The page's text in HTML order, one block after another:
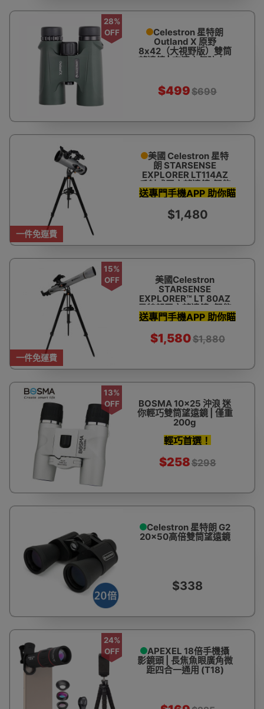
28%
OFF
Celestron 星特朗
Outland X 原野
8x42（大視野版）雙筒
望遠鏡 | 高清充氮防水 -
$499$699
一件免運費
美國 Celestron 星特
朗 STARSENSE
EXPLORER LT114AZ
反射式天文望遠鏡(智能
手機輔助尋星)
送專門手機APP 助你瞄
準星體 教你搵星星
$1,480
一件免運費
15%
OFF
美國Celestron
STARSENSE
EXPLORER™ LT 80AZ
星特朗天文望遠鏡 (智能
手機輔助尋星)
送專門手機APP 助你瞄
準星體 教你搵星星
$1,580$1,880
13%
OFF
BOSMA 10x25 沖浪 迷
你輕巧雙筒望遠鏡 | 僅重
200g
輕巧首選！
$258$298
Celestron 星特朗 G2
20x50高倍雙筒望遠鏡
$338
24%
OFF
APEXEL 18倍手機攝
影鏡頭 | 長焦魚眼廣角微
距四合一通用 (T18)